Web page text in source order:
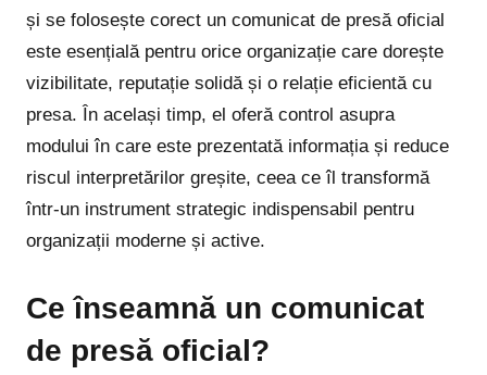
și se folosește corect un comunicat de presă oficial
este esențială pentru orice organizație care dorește
vizibilitate, reputație solidă și o relație eficientă cu
presa. În același timp, el oferă control asupra
modului în care este prezentată informația și reduce
riscul interpretărilor greșite, ceea ce îl transformă
într-un instrument strategic indispensabil pentru
organizații moderne și active.
Ce înseamnă un comunicat
de presă oficial?